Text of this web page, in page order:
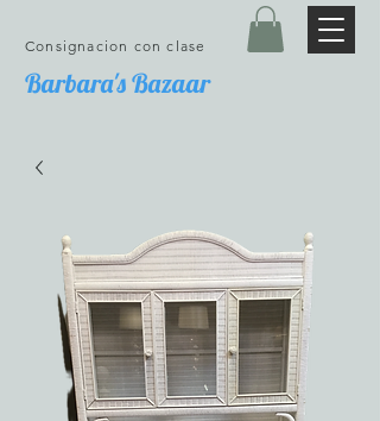
Barbara's Bazaar
Consignacion con clase